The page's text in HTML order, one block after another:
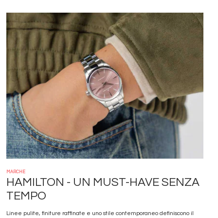
Immagine
MARCHE
HAMILTON - UN MUST-HAVE SENZA
TEMPO
Linee pulite, finiture raffinate e uno stile contemporaneo definiscono il